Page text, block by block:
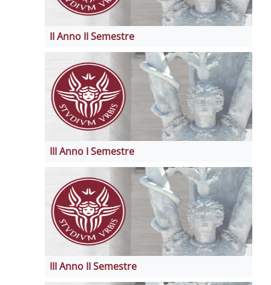
II Anno II Semestre
III Anno I Semestre
III Anno II Semestre